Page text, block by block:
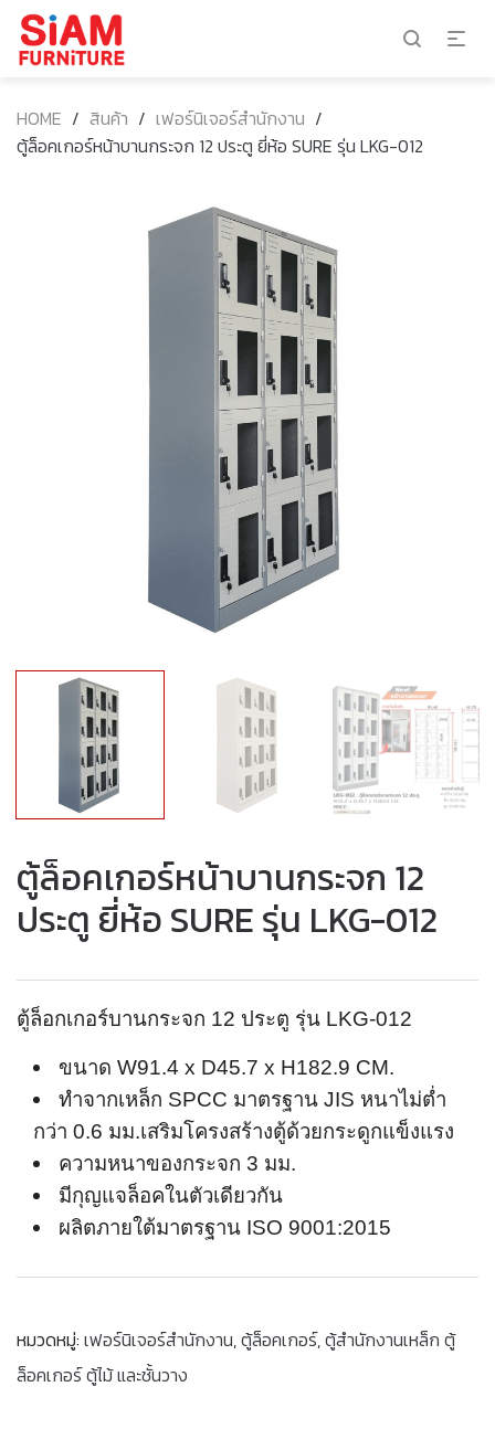
HOME / สินค้า / เฟอร์นิเจอร์สำนักงาน /
ตู้ล็อคเกอร์หน้าบานกระจก 12 ประตู ยี่ห้อ SURE รุ่น LKG-012
ตู้ล็อคเกอร์หน้าบานกระจก 12
ประตู ยี่ห้อ SURE รุ่น LKG-012
ตู้ล็อกเกอร์บานกระจก 12 ประตู รุ่น LKG-012
ขนาด W91.4 x D45.7 x H182.9 CM.
ทำจากเหล็ก SPCC มาตรฐาน JIS หนาไม่ต่ำ
กว่า 0.6 มม.เสริมโครงสร้างตู้ด้วยกระดูกแข็งแรง
ความหนาของกระจก 3 มม.
มีกุญแจล็อคในตัวเดียวกัน
ผลิตภายใต้มาตรฐาน ISO 9001:2015
หมวดหมู่: เฟอร์นิเจอร์สำนักงาน,ตู้ล็อคเกอร์,ตู้สำนักงานเหล็ก ตู้
ล็อคเกอร์ ตู้ไม้ และชั้นวาง